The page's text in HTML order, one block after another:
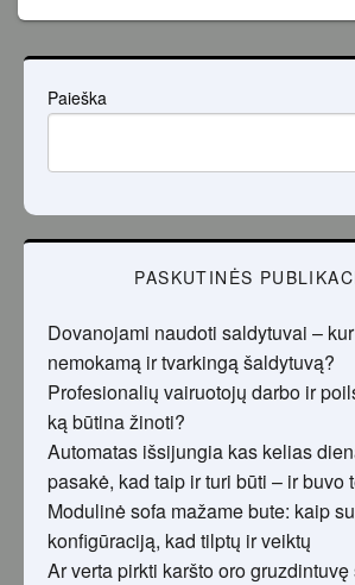
Paieška
PASKUTINĖS
Dovanojami naudoti saldytuvai –
nemokamą ir tvarkingą šaldytuvą?
Profesionalių vairuotojų darbo ir
ką būtina žinoti?
Automatas išsijungia kas kelias
pasakė, kad taip ir turi būti – ir buvo
Modulinė sofa mažame bute: kaip
konfigūraciją, kad tilptų ir veiktų
Ar verta pirkti karšto oro